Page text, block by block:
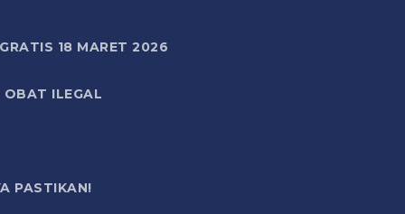
18 MARET 2026
OBAT ILEGAL
PASTIKAN!